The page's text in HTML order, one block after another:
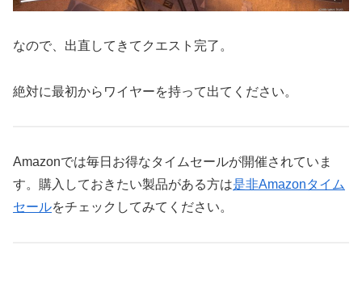
なので、出直してきてクエスト完了。
絶対に最初からワイヤーを持って出てください。
Amazonでは毎日お得なタイムセールが開催されていま
す。購入しておきたい製品がある方は是非Amazonタイム
セールをチェックしてみてください。